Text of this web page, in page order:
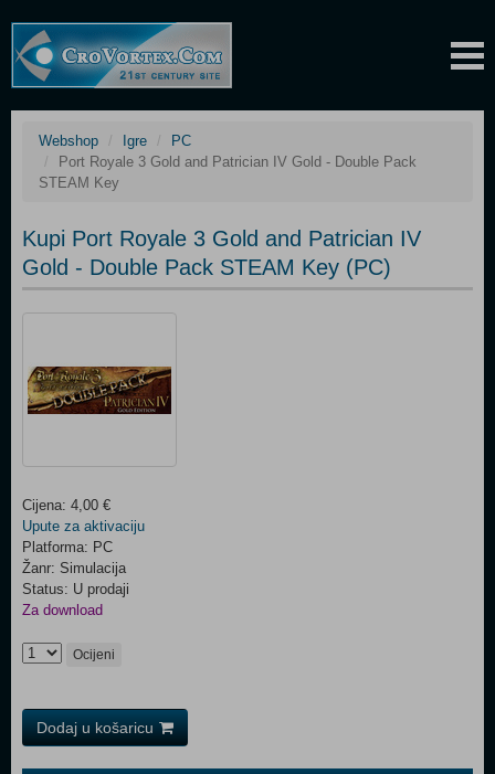
Webshop Igre
PC
Port Royale 3 Gold and Patrician IV Gold - Double Pack
STEAM Key
Kupi Port Royale 3 Gold and Patrician IV
Gold - Double Pack STEAM Key (PC)
Cijena: 4,00 €
Upute za aktivaciju
Platforma: PC
Žanr: Simulacija
Status: U prodaji
Za download
Ocijeni
Dodaj u košaricu